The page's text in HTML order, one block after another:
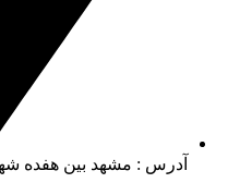
آدرس : مشهد بین هفده شهریور ۳۱ و ۳۳ ،